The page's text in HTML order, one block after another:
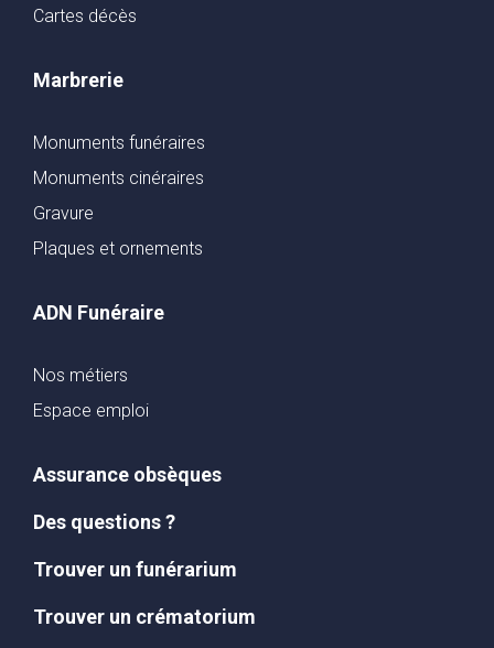
Cartes décès
Marbrerie
Monuments funéraires
Monuments cinéraires
Gravure
Plaques et ornements
ADN Funéraire
Nos métiers
Espace emploi
Assurance obsèques
Des questions ?
Trouver un funérarium
Trouver un crématorium